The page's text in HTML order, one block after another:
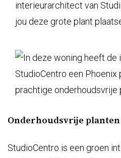
Onderhoudsvrije
StudioCentro is een groen